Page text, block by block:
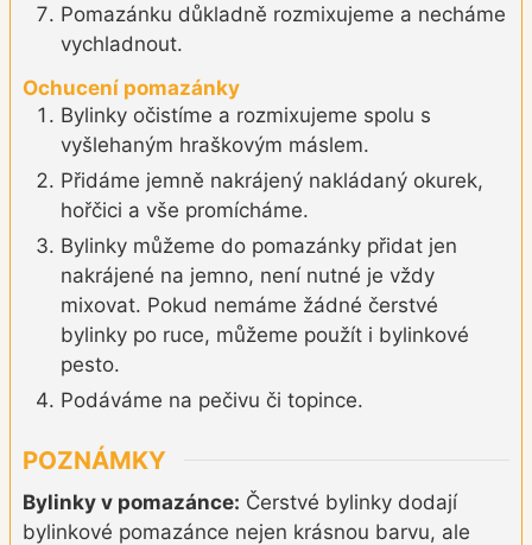
Pomazánku důkladně rozmixujeme a necháme
vychladnout.
Ochucení pomazánky
Bylinky očistíme a rozmixujeme spolu s
vyšlehaným hraškovým máslem.
Přidáme jemně nakrájený nakládaný okurek,
hořčici a vše promícháme.
Bylinky můžeme do pomazánky přidat jen
nakrájené na jemno, není nutné je vždy
mixovat. Pokud nemáme žádné čerstvé
bylinky po ruce, můžeme použít i bylinkové
pesto.
Podáváme na pečivu či topince.
POZNÁMKY
Bylinky v pomazánce: Čerstvé bylinky dodají
bylinkové pomazánce nejen krásnou barvu, ale